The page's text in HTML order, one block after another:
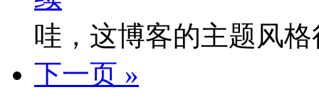
哇，这博客的主题风
下一页 »